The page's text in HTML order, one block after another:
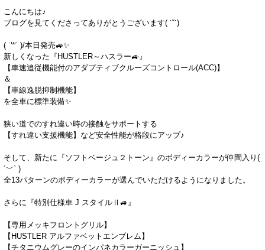
こんにちは♪
ブログを見てくださってありがとうございます( ˙˘˙)
( ˙꒳​˙ )/本日発売🚙✨
新しくなった『HUSTLER～ハスラー🚙』
【車速追従機能付のアダプティブクルーズコントロール(ACC)】
＆
【車線逸脱抑制機能】
を全車に標準装備✨
狭い道でのすれ違い時の接触をサポートする
【すれ違い支援機能】など安全性能が格段にアップ♪
そして、新たに『ソフトベージュ２トーン』のボディーカラーが仲間入り(
´﹀` )
全13パターンのボディーカラーが選んでいただけるようになりました。
さらに『特別仕様車 J スタイルⅡ🚙』
【専用メッキフロントグリル】
【HUSTLER アルファベットエンブレム】
【チタニウムグレーのインパネカラーガーニッシュ】